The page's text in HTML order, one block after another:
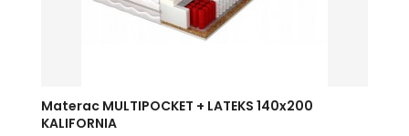
Materac MULTIPOCKET + LATEKS 140x200
KALIFORNIA